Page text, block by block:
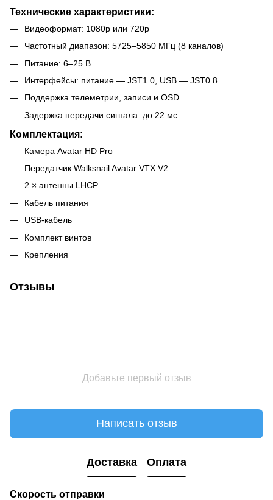
Технические характеристики:
Видеоформат: 1080p или 720p
Частотный диапазон: 5725–5850 МГц (8 каналов)
Питание: 6–25 В
Интерфейсы: питание — JST1.0, USB — JST0.8
Поддержка телеметрии, записи и OSD
Задержка передачи сигнала: до 22 мс
Комплектация:
Камера Avatar HD Pro
Передатчик Walksnail Avatar VTX V2
2 × антенны LHCP
Кабель питания
USB-кабель
Комплект винтов
Крепления
Отзывы
Добавьте первый отзыв
Написать отзыв
Доставка Оплата
Скорость отправки